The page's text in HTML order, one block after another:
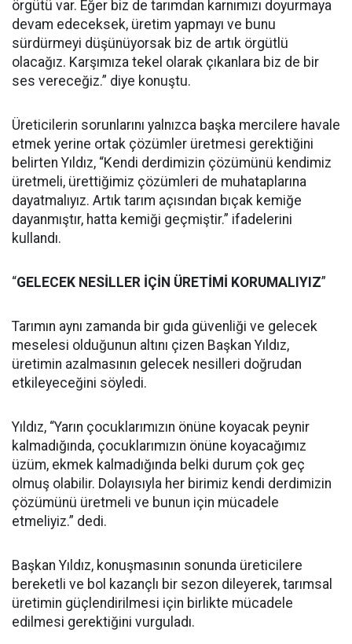
örgütü var. Eğer biz de tarımdan karnımızı doyurmaya
devam edeceksek, üretim yapmayı ve bunu
sürdürmeyi düşünüyorsak biz de artık örgütlü
olacağız. Karşımıza tekel olarak çıkanlara biz de bir
ses vereceğiz.” diye konuştu.
Üreticilerin sorunlarını yalnızca başka mercilere havale
etmek yerine ortak çözümler üretmesi gerektiğini
belirten Yıldız, “Kendi derdimizin çözümünü kendimiz
üretmeli, ürettiğimiz çözümleri de muhataplarına
dayatmalıyız. Artık tarım açısından bıçak kemiğe
dayanmıştır, hatta kemiği geçmiştir.” ifadelerini
kullandı.
“GELECEK NESİLLER İÇİN ÜRETİMİ KORUMALIYIZ”
Tarımın aynı zamanda bir gıda güvenliği ve gelecek
meselesi olduğunun altını çizen Başkan Yıldız,
üretimin azalmasının gelecek nesilleri doğrudan
etkileyeceğini söyledi.
Yıldız, “Yarın çocuklarımızın önüne koyacak peynir
kalmadığında, çocuklarımızın önüne koyacağımız
üzüm, ekmek kalmadığında belki durum çok geç
olmuş olabilir. Dolayısıyla her birimiz kendi derdimizin
çözümünü üretmeli ve bunun için mücadele
etmeliyiz.” dedi.
Başkan Yıldız, konuşmasının sonunda üreticilere
bereketli ve bol kazançlı bir sezon dileyerek, tarımsal
üretimin güçlendirilmesi için birlikte mücadele
edilmesi gerektiğini vurguladı.